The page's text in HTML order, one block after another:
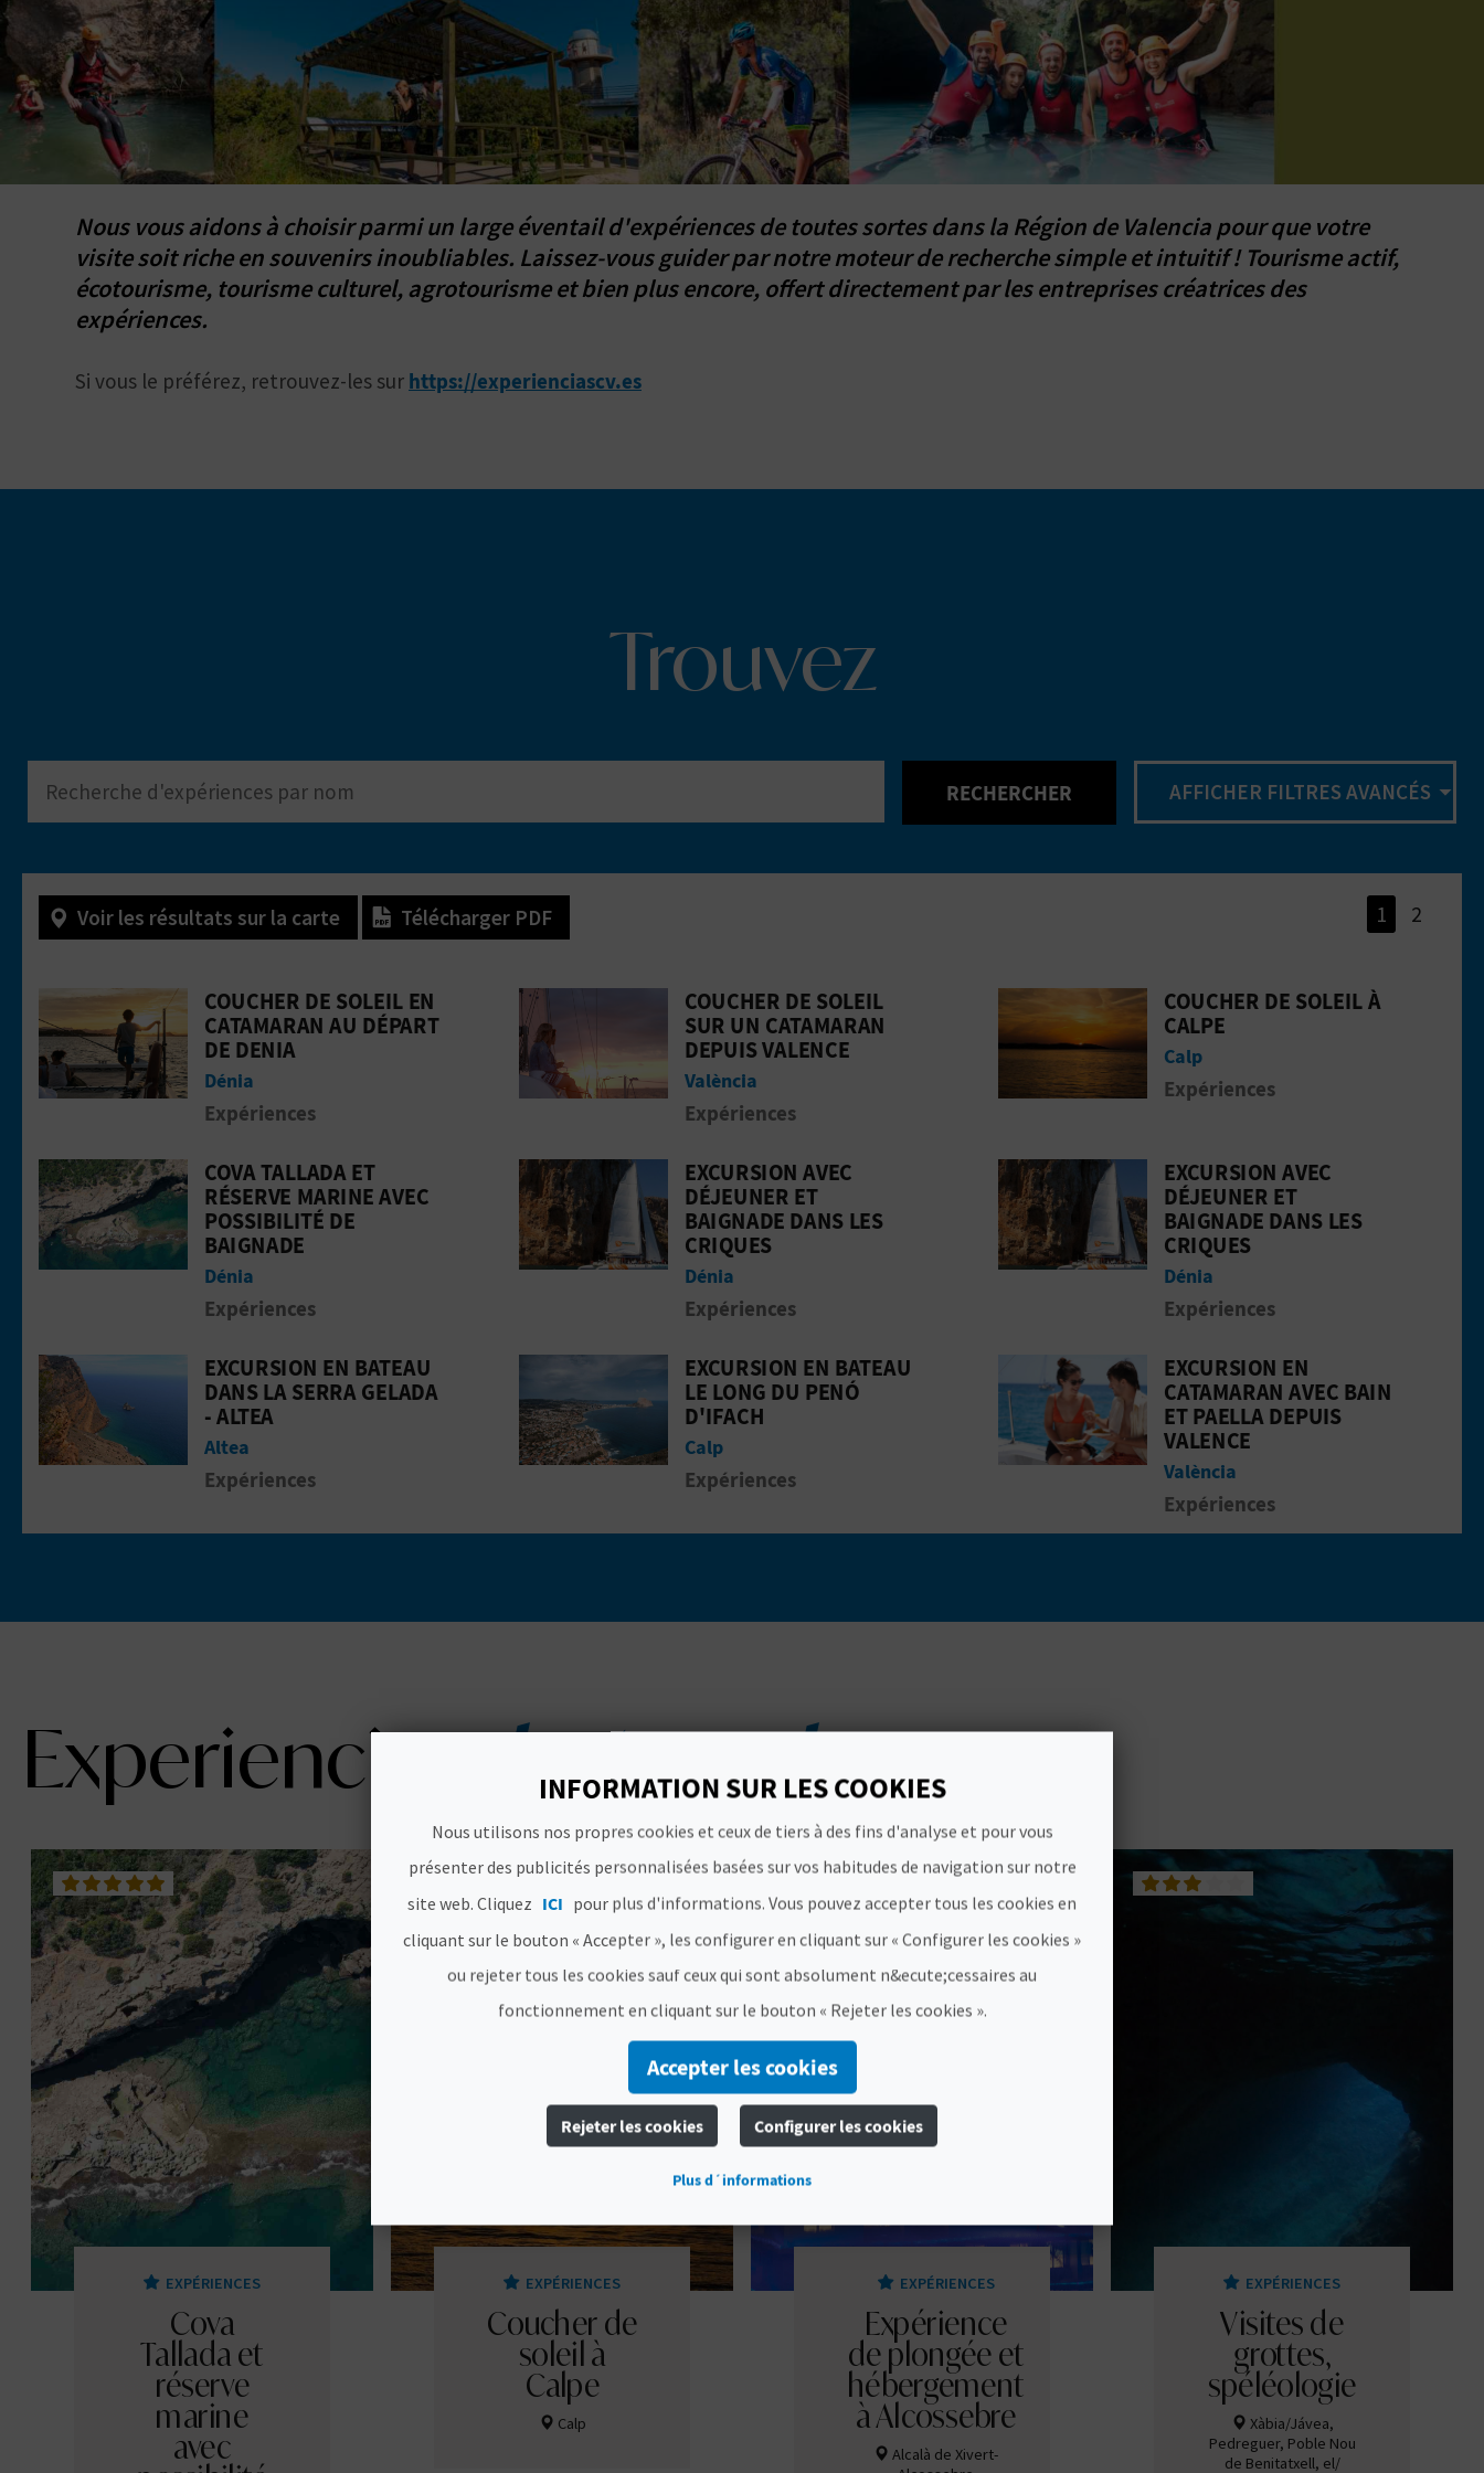
Nous vous aidons à choisir parmi un large éventail d'expériences de toutes sortes dans la Région de Valencia pour que votre
visite soit riche en souvenirs inoubliables. Laissez-vous guider par notre moteur de recherche simple et intuitif ! Tourisme actif,
écotourisme, tourisme culturel, agrotourisme et bien plus encore, offert directement par les entreprises créatrices des
expériences.
Si vous le préférez, retrouvez-les sur https://experienciascv.es
Trouvez
RECHERCHER AFFICHER FILTRES AVANCÉS
Voir les résultats sur la carte Télécharger PDF 1 2
Aller &agrave; la pageCoucher de soleil en catamaran au départ de Denia
COUCHER DE SOLEIL EN
CATAMARAN AU DÉPART
DE DENIA
Dénia
Expériences
Aller &agrave; la pageCoucher de soleil sur un catamaran depuis Valence
COUCHER DE SOLEIL
SUR UN CATAMARAN
DEPUIS VALENCE
València
Expériences
Aller &agrave; la pageCoucher de soleil
COUCHER DE SOLEIL À
CALPE
Calp
Expériences
Aller &agrave; la pageCova Tallada et réserve marine avec possibilité de baignade
COVA TALLADA ET
RÉSERVE MARINE AVEC
POSSIBILITÉ DE
BAIGNADE
Dénia
Expériences
Aller &agrave; la pageExcursion avec déjeuner et baignade dans les criques
EXCURSION AVEC
DÉJEUNER ET
BAIGNADE DANS LES
CRIQUES
Dénia
Expériences
Aller &agrave; la pageExcursion avec
EXCURSION AVEC
DÉJEUNER ET
BAIGNADE DANS LES
CRIQUES
Dénia
Expériences
Aller &agrave; la pageExcursion en bateau dans la Serra Gelada - Altea
EXCURSION EN BATEAU
DANS LA SERRA GELADA
- ALTEA
Altea
Expériences
Aller &agrave; la pageExcursion en bateau le long du Penó d'Ifach
EXCURSION EN BATEAU
LE LONG DU PENÓ
D'IFACH
Calp
Expériences
Aller &agrave; la pageExcursion en
EXCURSION EN
CATAMARAN AVEC BAIN
ET PAELLA DEPUIS
VALENCE
València
Expériences
Experienciasdestacadas
EXPÉRIENCES
Cova
Tallada et
réserve
marine
avec
EXPÉRIENCES
Coucher de
soleil à
Calpe
Calp
EXPÉRIENCES
Expérience
de plongée et
hébergement
à Alcossebre
Alcalà de Xivert-
EXPÉRIENCES
Visites de
grottes,
spéléologie
Xàbia/Jávea,
Pedreguer, Poble Nou
de Benitatxell, el/
INFORMATION SUR LES COOKIES
Nous utilisons nos propres cookies et ceux de tiers à des fins d'analyse et pour vous
présenter des publicités personnalisées basées sur vos habitudes de navigation sur notre
site web. Cliquez ICI pour plus d'informations. Vous pouvez accepter tous les cookies en
cliquant sur le bouton « Accepter », les configurer en cliquant sur « Configurer les cookies »
ou rejeter tous les cookies sauf ceux qui sont absolument n&ecute;cessaires au
fonctionnement en cliquant sur le bouton « Rejeter les cookies ».
Accepter les cookies
Rejeter les cookies Configurer les cookies
Plus d´informations